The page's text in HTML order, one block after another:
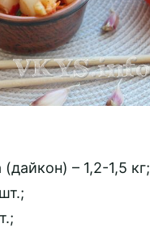
(дайкон) – 1,2-1,5 кг;